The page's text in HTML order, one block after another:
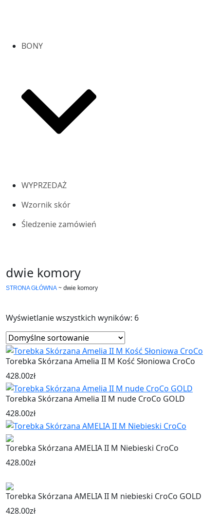
BONY
WYPRZEDAŻ
Wzornik skór
Śledzenie zamówień
dwie komory
STRONA GŁÓWNA ~dwie komory
Wyświetlanie wszystkich wyników: 6
Torebka Skórzana Amelia II M Kość Słoniowa CroCo
428.00zł
Torebka Skórzana Amelia II M nude CroCo GOLD
428.00zł
Torebka Skórzana AMELIA II M Niebieski CroCo
428.00zł
Torebka Skórzana AMELIA II M niebieski CroCo GOLD
428.00zł